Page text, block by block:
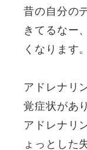
昔の自分の
きてるなー
くなります。
アドレナリ
覚症状があ
アドレナリ
ょっとした